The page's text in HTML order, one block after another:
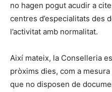
no hagen pogut acudir a
centres d’especialitats des
l’activitat amb normalitat.
Així mateix, la Conselleria
pròxims dies, com a
que no disposen de